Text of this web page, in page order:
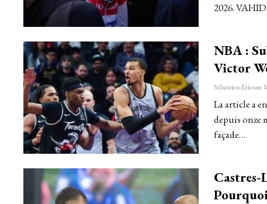
2026.
NBA :
Victor
La article a
depuis onze
façade…
Castres-